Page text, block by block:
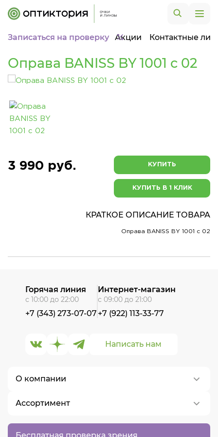
Записаться на проверку Акции Контактные
Оправа BANISS BY 1001 c 02
3 990 руб. КУПИТЬ
КУПИТЬ В 1 КЛИК
КРАТКОЕ ОПИСАНИЕ ТОВАРА
Оправа BANISS BY 1001 c 02
Бесплатная проверка зрения
О компании
О нас
Контакты
Ассортимент
Написать нам
Горячая линия
с 10:00 до 22:00
+7 (343) 273-07-07
Интернет-магазин
с 09:00 до 21:00
+7 (922) 113-33-77